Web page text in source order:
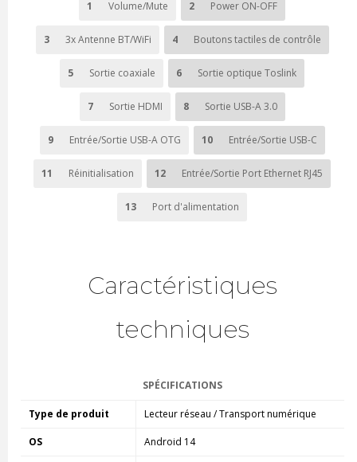
1 Volume/Mute 2 Power ON-OFF
3 3x Antenne BT/WiFi 4 Boutons tactiles de contrôle
5 Sortie coaxiale 6 Sortie optique Toslink
7 Sortie HDMI 8 Sortie USB-A 3.0
9 Entrée/Sortie USB-A OTG 10 Entrée/Sortie USB-C
11 Réinitialisation 12 Entrée/Sortie Port Ethernet RJ45
13 Port d'alimentation
Caractéristiques
techniques
SPÉCIFICATIONS
Type de produit Lecteur réseau / Transport numérique
OS Android 14